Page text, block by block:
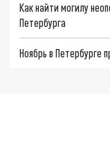
Как найти могилу
Петербурга
Ноябрь в Петербурге